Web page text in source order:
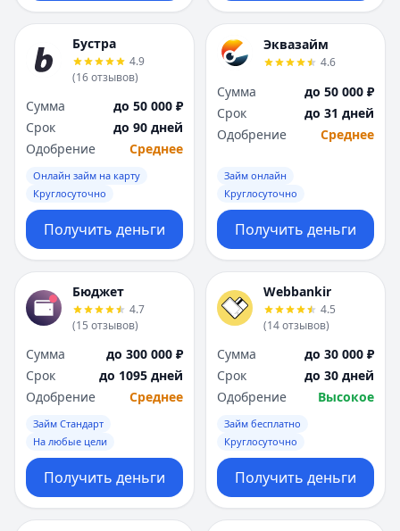
Бустра
4.9
(16отзывов)
Сумма
до 50 000 ₽
Срок
до 90 дней
Одобрение
Среднее
Онлайн займ на карту
Круглосуточно
Получить деньги
Эквазайм
4.6
Сумма
до 50 000 ₽
Срок
до 31 дней
Одобрение
Среднее
Займ онлайн
Круглосуточно
Получить деньги
Бюджет
4.7
(15 отзывов)
Сумма
до 300 000 ₽
Срок
до 1095 дней
Одобрение
Среднее
Займ Стандарт
На любые цели
Получить деньги
Webbankir
4.5
(14отзывов)
Сумма
до 30 000 ₽
Срок
до 30 дней
Одобрение
Высокое
Займ бесплатно
Круглосуточно
Получить деньги